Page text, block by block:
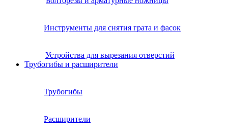
Инструменты для снятия грата и фасок
Устройства для вырезания отверстий
Трубогибы и расширители
Трубогибы
Расширители